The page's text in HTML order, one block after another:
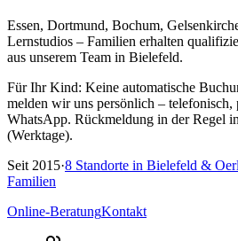
Essen, Dortmund, Bochum,
Lernstudios – Familien erhalten
aus unserem Team in Bielefeld.
Für Ihr Kind: Keine automatische
melden wir uns persönlich –
WhatsApp. Rückmeldung in der Regel
(Werktage).
Seit 2015·8 Standorte in Bielefeld &
Familien
Online-BeratungKontakt